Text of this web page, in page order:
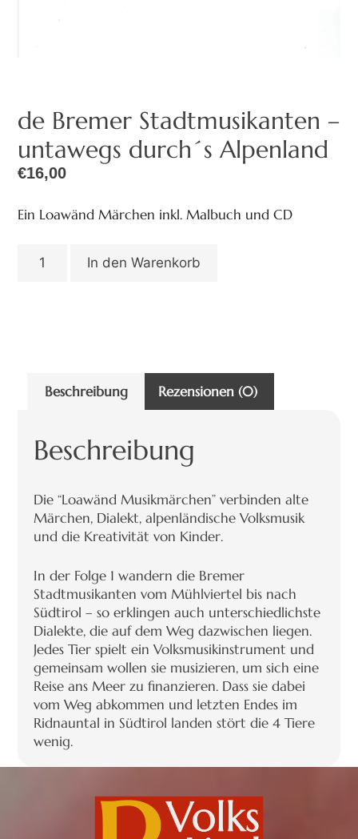
de Bremer Stadtmusikanten –
untawegs durch´s Alpenland
€16,00
Ein Loawänd Märchen inkl. Malbuch und CD
In den Warenkorb
Beschreibung Rezensionen (0)
Beschreibung
Die “Loawänd Musikmärchen” verbinden alte
Märchen, Dialekt, alpenländische Volksmusik
und die Kreativität von Kinder.
In der Folge 1 wandern die Bremer
Stadtmusikanten vom Mühlviertel bis nach
Südtirol – so erklingen auch unterschiedlichste
Dialekte, die auf dem Weg dazwischen liegen.
Jedes Tier spielt ein Volksmusikinstrument und
gemeinsam wollen sie musizieren, um sich eine
Reise ans Meer zu finanzieren. Dass sie dabei
vom Weg abkommen und letzten Endes im
Ridnauntal in Südtirol landen stört die 4 Tiere
wenig.